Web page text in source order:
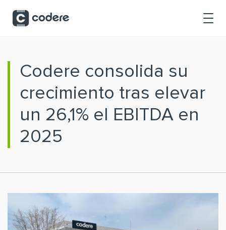
Codere consolida su
crecimiento tras elevar
un 26,1% el EBITDA en
2025